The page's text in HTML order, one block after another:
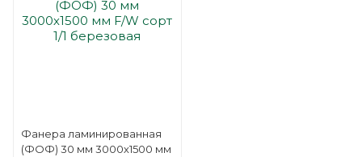
Фанера ламинированная
(ФОФ) 30 мм 3000х1500 мм